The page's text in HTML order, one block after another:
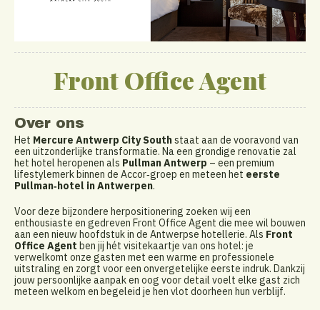
Front Office Agent
Over ons
Het Mercure Antwerp City Southstaat aan de vooravond van
een uitzonderlijke transformatie. Na een grondige renovatie zal
het hotel heropenen als Pullman Antwerp – een premium
lifestylemerk binnen de Accor‑groep en meteen het eerste
Pullman‑hotel in Antwerpen.
Voor deze bijzondere herpositionering zoeken wij een
enthousiaste en gedreven Front Office Agent die mee wil bouwen
aan een nieuw hoofdstuk in de Antwerpse hotellerie. Als Front
Office Agent ben jij hét visitekaartje van ons hotel: je
verwelkomt onze gasten met een warme en professionele
uitstraling en zorgt voor een onvergetelijke eerste indruk. Dankzij
jouw persoonlijke aanpak en oog voor detail voelt elke gast zich
meteen welkom en begeleid je hen vlot doorheen hun verblijf.